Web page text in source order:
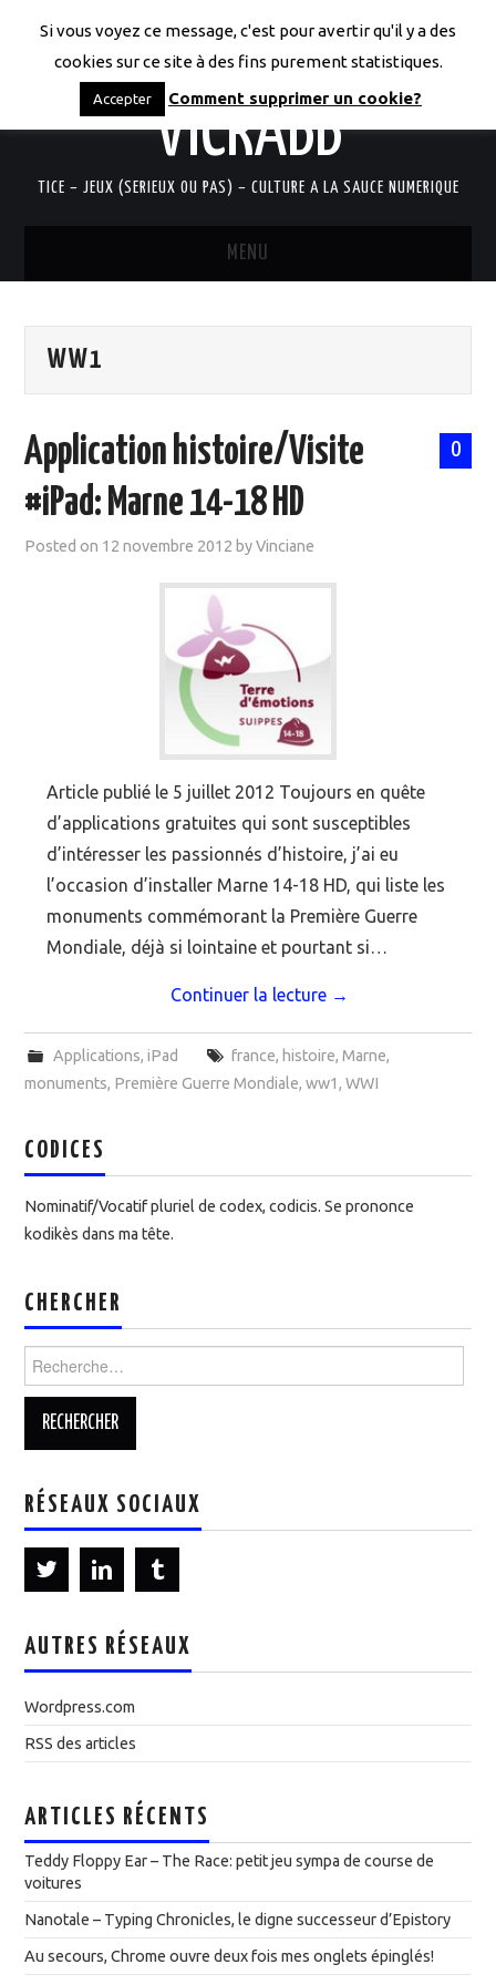
LES CODICES DE
VICRABB
TICE – JEUX (SERIEUX OU PAS) – CULTURE A LA SAUCE NUMERIQUE
MENU
QUI SUIS-JE?
DOCUMENTS
MOOC SUIVIS
WW1
0
Application histoire/Visite
#iPad: Marne 14-18 HD
Posted on 12 novembre 2012 byVinciane
Article publié le 5 juillet 2012 Toujours en quête
d’applications gratuites qui sont susceptibles
d’intéresser les passionnés d’histoire, j’ai eu
l’occasion d’installer Marne 14-18 HD, qui liste les
monuments commémorant la Première Guerre
Mondiale, déjà si lointaine et pourtant si…
Continuer la lecture →
Applications, iPad france, histoire, Marne,
monuments, Première Guerre Mondiale,ww1,WWI
CODICES
Nominatif/Vocatif pluriel de codex, codicis. Se prononce
kodikès dans ma tête.
CHERCHER
Rechercher :
RÉSEAUX SOCIAUX
AUTRES RÉSEAUX
Wordpress.com
RSS des articles
ARTICLES RÉCENTS
Teddy Floppy Ear – The Race: petit jeu sympa de course de
voitures
Nanotale – Typing Chronicles, le digne successeur d’Epistory
Au secours, Chrome ouvre deux fois mes onglets épinglés!
Si vous voyez ce message, c'est pour avertir qu'il y a des
cookies sur ce site à des fins purement statistiques.
Accepter Comment supprimer un cookie?